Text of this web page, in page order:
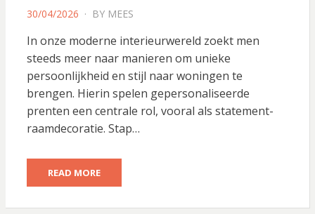
POSTED
30/04/2026 BY MEES
In onze moderne interieurwereld zoekt men
steeds meer naar manieren om unieke
persoonlijkheid en stijl naar woningen te
brengen. Hierin spelen gepersonaliseerde
prenten een centrale rol, vooral als statement-
raamdecoratie. Stap…
READ MORE